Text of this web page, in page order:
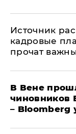
​Источник
кадровые
прочат
В Вене
чиновников
– Bloomberg